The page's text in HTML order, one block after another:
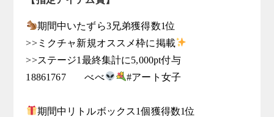
期間中いたずら3兄弟獲得数1位
>>ミクチャ新規オススメ枠に掲載
>>ステージ1最終集計に5,000pt付与
18861767	べべ
#アート女子
期間中リトルボックス1個獲得数1位